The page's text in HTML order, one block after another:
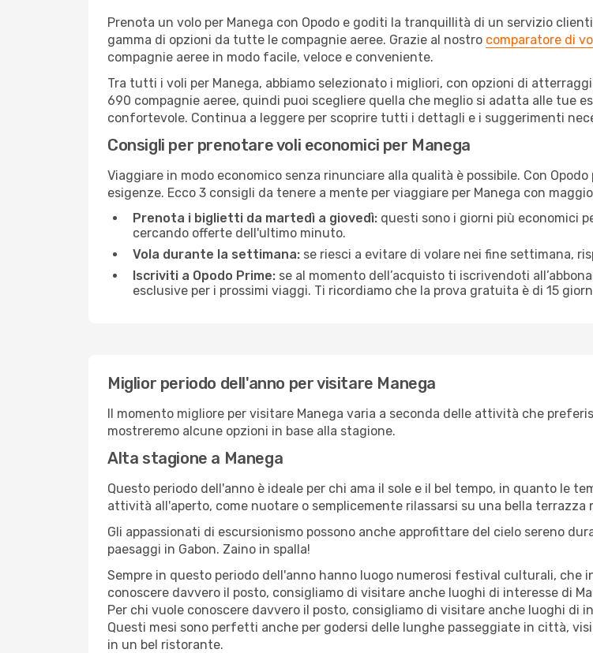
Prenota un volo per Manega con Opodo e goditi la tranquillità di un servizio
gamma di opzioni da tutte le compagnie aeree. Grazie al nostro comparatore di
compagnie aeree in modo facile, veloce e conveniente.
Tra tutti i voli per Manega, abbiamo selezionato i migliori, con opzioni di
690 compagnie aeree, quindi puoi scegliere quella che meglio si adatta alle tue
confortevole. Continua a leggere per scoprire tutti i dettagli e i suggerimenti
Consigli per prenotare voli economici per Manega
Viaggiare in modo economico senza rinunciare alla qualità è possibile. Con
esigenze. Ecco 3 consigli da tenere a mente per viaggiare per Manega con
Prenota i biglietti da martedì a giovedì: questi sono i giorni più economici
cercando offerte dell'ultimo minuto.
Vola durante la settimana: se riesci a evitare di volare nei fine settimana,
Iscriviti a Opodo Prime: se al momento dell’acquisto ti iscrivendoti
esclusive per i prossimi viaggi. Ti ricordiamo che la prova gratuita è di 15
Miglior periodo dell'anno per visitare Manega
Il momento migliore per visitare Manega varia a seconda delle attività che
mostreremo alcune opzioni in base alla stagione.
Alta stagione a Manega
Questo periodo dell'anno è ideale per chi ama il sole e il bel tempo, in quanto le
attività all'aperto, come nuotare o semplicemente rilassarsi su una bella
Gli appassionati di escursionismo possono anche approfittare del cielo sereno
paesaggi in Gabon. Zaino in spalla!
Sempre in questo periodo dell'anno hanno luogo numerosi festival culturali, che
conoscere davvero il posto, consigliamo di visitare anche luoghi di interesse di
Per chi vuole conoscere davvero il posto, consigliamo di visitare anche luoghi di
Questi mesi sono perfetti anche per godersi delle lunghe passeggiate in città,
in un bel ristorante.